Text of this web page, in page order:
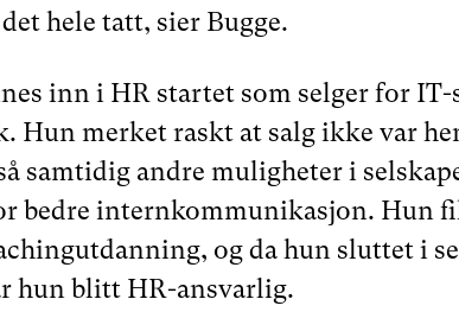
hele tatt, sier Bugge.
inn i HR startet som selger for IT-
Hun merket raskt at salg ikke var
samtidig andre muligheter i
bedre internkommunikasjon. Hun
og da hun sluttet i
hun blitt HR-ansvarlig.